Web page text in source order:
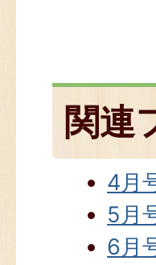
関連
4月
5月
6月